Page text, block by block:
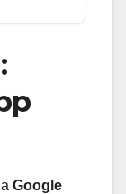
Google